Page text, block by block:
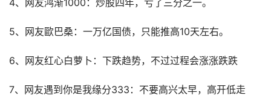
4、网友鸿渐1000：炒股四年，亏了三分之一。
5、网友歐巴桑：一万亿国债，只能推高10天左右。
6、网友红心白萝卜：下跌趋势，不过过程会涨涨跌跌
7、网友遇到你是我缘分333：不要高兴太早，高开低走